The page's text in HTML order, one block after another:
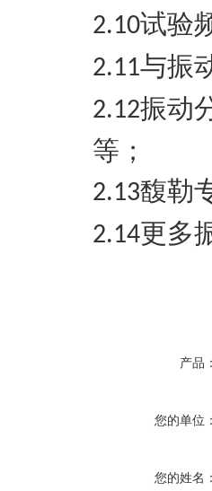
2.10试验
2.11与振
2.12振动
等；
2.13馥勒
2.14更多
产品
您的单位
您的姓名